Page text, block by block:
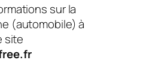
sur la
(automobile) à
site